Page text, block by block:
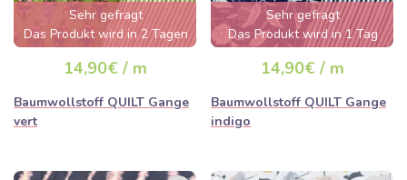
Sehr gefragt
Das Produkt wird in 2 Tagen
ausverkauft sein
14,90€ / m
Baumwollstoff QUILT Gange
vert
Sehr gefragt
Das Produkt wird in 1 Tag
ausverkauft sein
14,90€ / m
Baumwollstoff QUILT Gange
indigo